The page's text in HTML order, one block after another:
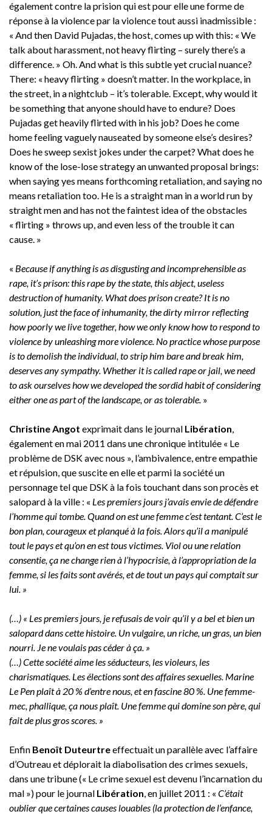
également contre la prision qui est pour elle une forme de
réponse à la violence par la violence tout aussi inadmissible :
« And then David Pujadas, the host, comes up with this: « We
talk about harassment, not heavy flirting – surely there’s a
difference. » Oh. And what is this subtle yet crucial nuance?
There: « heavy flirting » doesn’t matter. In the workplace, in
the street, in a nightclub – it’s tolerable. Except, why would it
be something that anyone should have to endure? Does
Pujadas get heavily flirted with in his job? Does he come
home feeling vaguely nauseated by someone else’s desires?
Does he sweep sexist jokes under the carpet? What does he
know of the lose-lose strategy an unwanted proposal brings:
when saying yes means forthcoming retaliation, and saying no
means retaliation too. He is a straight man in a world run by
straight men and has not the faintest idea of the obstacles
« flirting » throws up, and even less of the trouble it can
cause. »
« Because if anything is as disgusting and incomprehensible as
rape, it’s prison: this rape by the state, this abject, useless
destruction of humanity. What does prison create? It is no
solution, just the face of inhumanity, the dirty mirror reflecting
how poorly we live together, how we only know how to respond to
violence by unleashing more violence. No practice whose purpose
is to demolish the individual, to strip him bare and break him,
deserves any sympathy. Whether it is called rape or jail, we need
to ask ourselves how we developed the sordid habit of considering
either one as part of the landscape, or as tolerable. »
Christine Angot exprimait dans le journal Libération
également en mai 2011 dans une chronique intitulée « Le
problème de DSK avec nous », l’ambivalence, entre empathie
et répulsion, que suscite en elle et parmi la société un
personnage tel que DSK à la fois touchant dans son procès et
salopard à la ville : « Les premiers jours j’avais envie de défendre
l’homme qui tombe. Quand on est une femme c’est tentant. C’est le
bon plan, courageux et planqué à la fois. Alors qu’il a manipulé
tout le pays et qu’on en est tous victimes. Viol ou une relation
consentie, ça ne change rien à l’hypocrisie, à l’appropriation de la
femme, si les faits sont avérés, et de tout un pays qui comptait sur
lui. »
(…) « Les premiers jours, je refusais de voir qu’il y a bel et bien un
salopard dans cette histoire. Un vulgaire, un riche, un gras, un bien
nourri. Je ne voulais pas céder à ça. »
(…) Cette société aime les séducteurs, les violeurs, les
charismatiques. Les élections sont des affaires sexuelles. Marine
Le Pen plaît à 20 % d’entre nous, et en fascine 80 %. Une femme-
mec, phallique, ça nous plaît. Une femme qui domine son père, qui
fait de plus gros scores. »
Enfin Benoît Duteurtreeffectuait un parallèle avec l’affaire
d’Outreau et déplorait la diabolisation des crimes sexuels,
dans une tribune (« Le crime sexuel est devenu l’incarnation du
mal ») pour le journal Libération , en juillet 2011 : « C’était
oublier que certaines causes louables (la protection de l’enfance,